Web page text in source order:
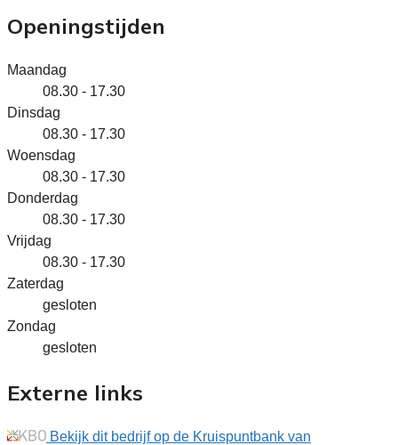
Openingstijden
Maandag
08.30 - 17.30
Dinsdag
08.30 - 17.30
Woensdag
08.30 - 17.30
Donderdag
08.30 - 17.30
Vrijdag
08.30 - 17.30
Zaterdag
gesloten
Zondag
gesloten
Externe links
Bekijk dit bedrijf op de Kruispuntbank van